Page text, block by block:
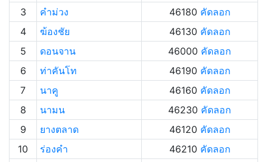
3
คำม่วง 46180 คัดลอก
4
ฆ้องชัย 46130 คัดลอก
5
ดอนจาน 46000 คัดลอก
6
ท่าคันโท 46190 คัดลอก
7
นาคู 46160 คัดลอก
8
นามน 46230 คัดลอก
9
ยางตลาด 46120 คัดลอก
10
ร่องคำ 46210 คัดลอก